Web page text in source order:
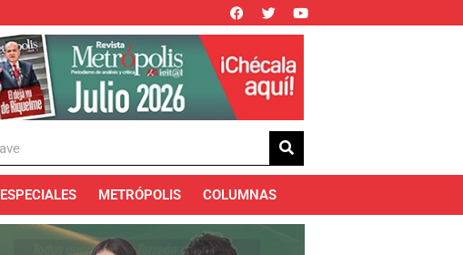
ESPECIALES METRÓPOLIS COLUMNAS